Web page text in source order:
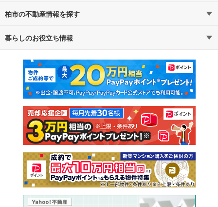
路線・駅から探す
通勤・通学時間から探す
柏市の不動産情報を探す
不動産・住宅
新築マンション 中古マンション
新築一戸建て 中古一戸建て
注文住宅 土地
売却査定
暮らしのお役立ち情報
マンションカタログ 教えて！住まいの先生